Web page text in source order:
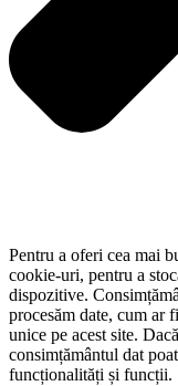
Pentru a oferi cea mai
cookie-uri, pentru a
dispozitive.
procesăm date, cum ar
unice pe acest site.
consimțământul dat
funcționalități și funcții.